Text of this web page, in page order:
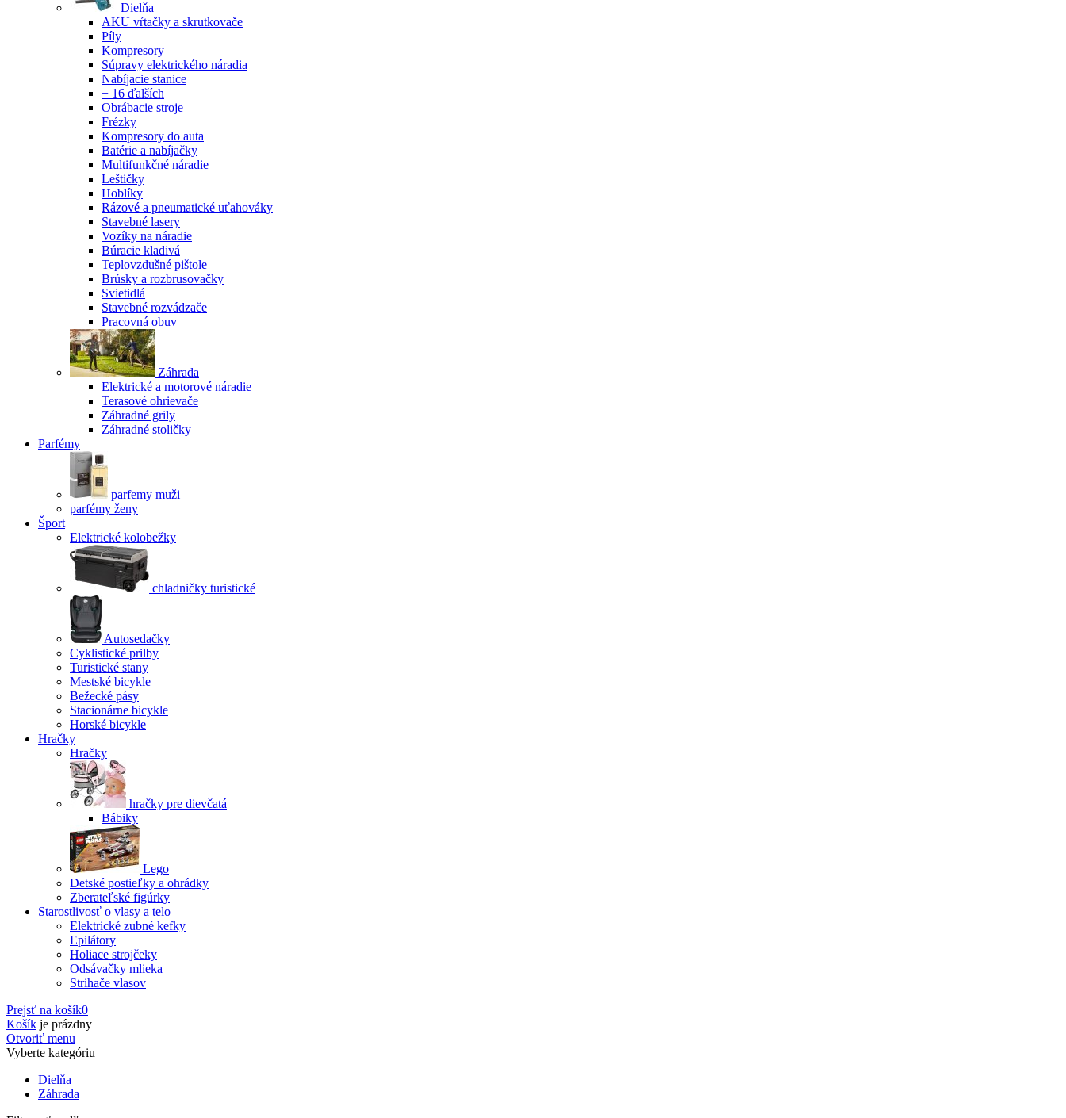
Dielňa
AKU vŕtačky a skrutkovače
Píly
Kompresory
Súpravy elektrického náradia
Nabíjacie stanice
+ 16 ďalších
Obrábacie stroje
Frézky
Kompresory do auta
Batérie a nabíjačky
Multifunkčné náradie
Leštičky
Hoblíky
Rázové a pneumatické uťahováky
Stavebné lasery
Vozíky na náradie
Búracie kladivá
Teplovzdušné pištole
Brúsky a rozbrusovačky
Svietidlá
Stavebné rozvádzače
Pracovná obuv
Záhrada
Elektrické a motorové náradie
Terasové ohrievače
Záhradné grily
Záhradné stoličky
Parfémy
parfemy muži
parfémy ženy
Šport
Elektrické kolobežky
chladničky turistické
Autosedačky
Cyklistické prilby
Turistické stany
Mestské bicykle
Bežecké pásy
Stacionárne bicykle
Horské bicykle
Hračky
Hračky
hračky pre dievčatá
Bábiky
Lego
Detské postieľky a ohrádky
Zberateľské figúrky
Starostlivosť o vlasy a telo
Elektrické zubné kefky
Epilátory
Holiace strojčeky
Odsávačky mlieka
Strihače vlasov
Prejsť na košík0
Košík je prázdny
Otvoriť menu
Vyberte kategóriu
Dielňa
Záhrada